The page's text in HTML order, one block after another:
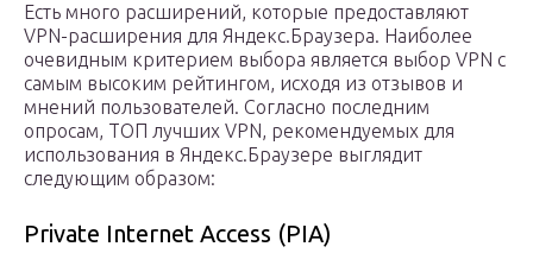
Есть много расширений, которые предоставляют
VPN-расширения для Яндекс.Браузера. Наиболее
очевидным критерием выбора является выбор VPN с
самым высоким рейтингом, исходя из отзывов и
мнений пользователей. Согласно последним
опросам, ТОП лучших VPN, рекомендуемых для
использования в Яндекс.Браузере выглядит
следующим образом:
Private Internet Access (PIA)